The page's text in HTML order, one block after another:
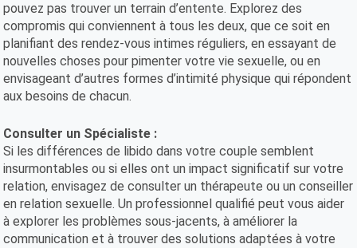
pouvez pas trouver un terrain d’entente. Explorez des
compromis qui conviennent à tous les deux, que ce soit en
planifiant des rendez-vous intimes réguliers, en essayant de
nouvelles choses pour pimenter votre vie sexuelle, ou en
envisageant d’autres formes d’intimité physique qui répondent
aux besoins de chacun.
Consulter un Spécialiste :
Si les différences de libido dans votre couple semblent
insurmontables ou si elles ont un impact significatif sur votre
relation, envisagez de consulter un thérapeute ou un conseiller
en relation sexuelle. Un professionnel qualifié peut vous aider
à explorer les problèmes sous-jacents, à améliorer la
communication et à trouver des solutions adaptées à votre